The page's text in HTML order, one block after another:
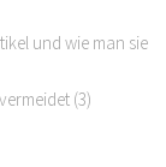
und wie man sie
(3)